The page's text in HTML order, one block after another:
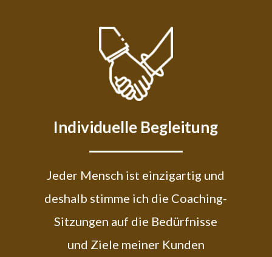
Individuelle Begleitung
Jeder Mensch ist einzigartig und
deshalb stimme ich die Coaching-
Sitzungen auf die Bedürfnisse
und Ziele meiner Kunden